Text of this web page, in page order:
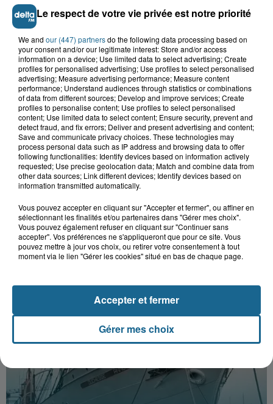
6 août 2026
Blendecques : le jeune garçon de 12
ans qui s'était noyé est...
6 août 2026
Risque incendie dans le Nord : ce que
vous ne pouvez plus faire
NOS AUTRES PODCASTS
Le respect de votre vie privée est notre priorité
We and our (447) partnersdo the following data processing based on
your consent and/or our legitimate interest: Store and/or access
information on a device; Use limited data to select advertising; Create
profiles for personalised advertising; Use profiles to select personalised
advertising; Measure advertising performance; Measure content
performance; Understand audiences through statistics or combinations
of data from different sources; Develop and improve services; Create
profiles to personalise content; Use profiles to select personalised
content; Use limited data to select content; Ensure security, prevent and
detect fraud, and fix errors; Deliver and present advertising and content;
Save and communicate privacy choices. These technologies may
process personal data such as IP address and browsing data to offer
following functionalities: Identify devices based on information actively
requested; Use precise geolocation data; Match and combine data from
other data sources; Link different devices; Identify devices based on
information transmitted automatically.
Vous pouvez accepter en cliquant sur "Accepter et fermer", ou affiner en
sélectionnant les finalités et/ou partenaires dans "Gérer mes choix".
Vous pouvez également refuser en cliquant sur "Continuer sans
accepter". Vos préférences ne s'appliqueront que pour ce site. Vous
pouvez mettre à jour vos choix, ou retirer votre consentement à tout
moment via le lien "Gérer les cookies" situé en bas de chaque page.
Gérer mes choix
Accepter et fermer